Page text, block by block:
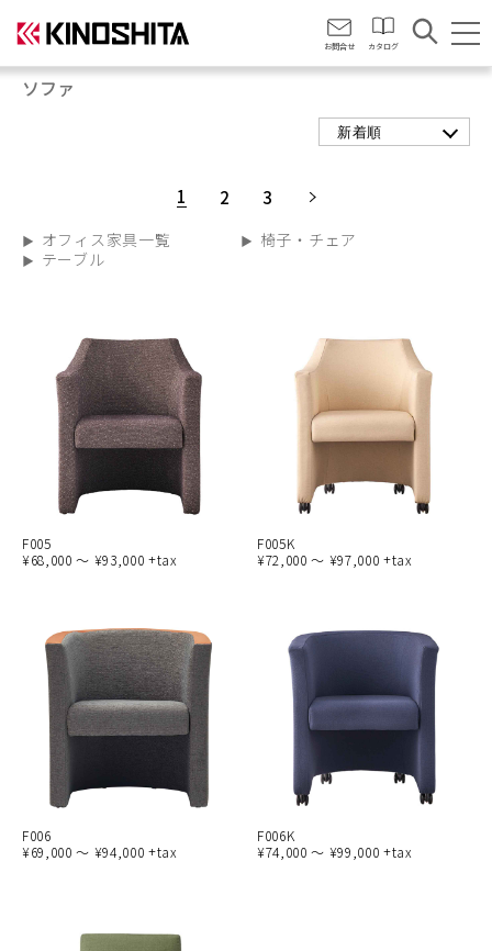
お問合せ カタログ
ソファ
新着順
1 2 3
オフィス家具一覧
椅子・チェア
テーブル
F005
¥68,000 ～ ¥93,000 +tax
F005K
¥72,000 ～ ¥97,000 +tax
F006
¥69,000 ～ ¥94,000 +tax
F006K
¥74,000 ～ ¥99,000 +tax